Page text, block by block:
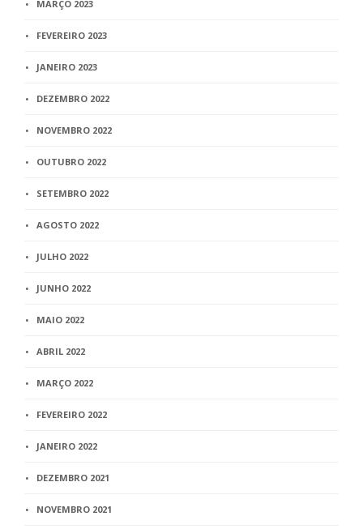
MARÇO 2023
FEVEREIRO 2023
JANEIRO 2023
DEZEMBRO 2022
NOVEMBRO 2022
OUTUBRO 2022
SETEMBRO 2022
AGOSTO 2022
JULHO 2022
JUNHO 2022
MAIO 2022
ABRIL 2022
MARÇO 2022
FEVEREIRO 2022
JANEIRO 2022
DEZEMBRO 2021
NOVEMBRO 2021